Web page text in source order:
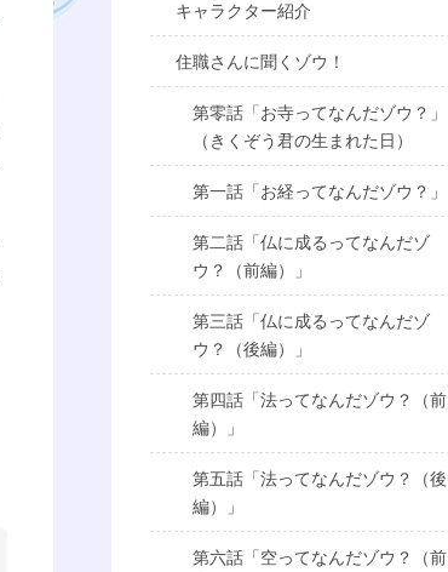
キャラクター紹介
住職さんに聞くゾウ！
第零話「お寺ってなんだゾウ？」
（きくぞう君の生まれた日）
第一話「お経ってなんだゾウ？」
第二話「仏に成るってなんだゾ
ウ？（前編）」
第三話「仏に成るってなんだゾ
ウ？（後編）」
第四話「法ってなんだゾウ？（前
編）」
第五話「法ってなんだゾウ？（後
編）」
第六話「空ってなんだゾウ？（前